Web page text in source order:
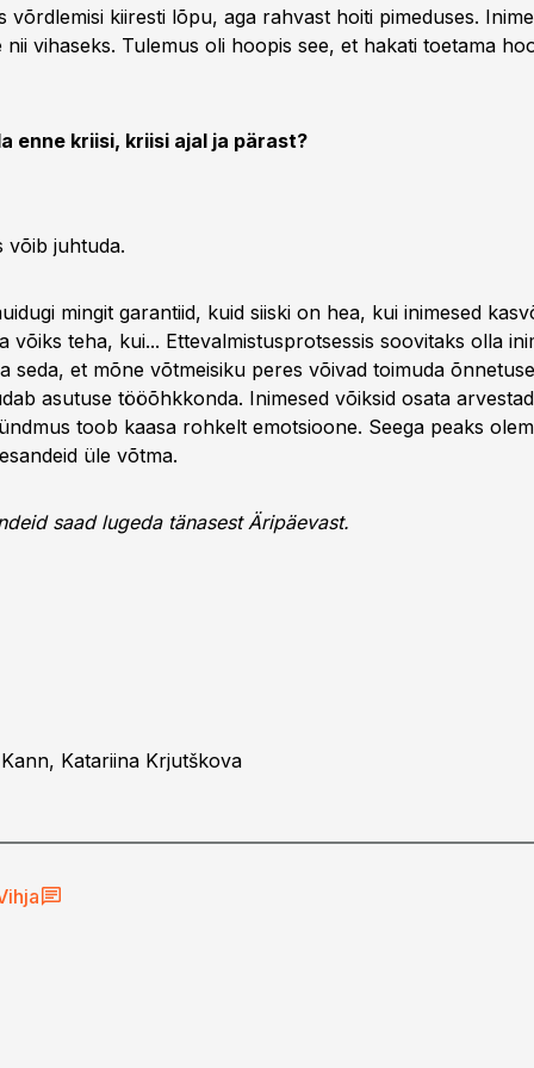
võrdlemisi kiiresti lõpu, aga rahvast hoiti pimeduses.
nii vihaseks. Tulemus oli hoopis see, et hakati toetama
enne kriisi, kriisi ajal ja pärast?
võib juhtuda.
mingit garantiid, kuid siiski on hea, kui inimesed
võiks teha, kui... Ettevalmistusprotsessis soovitaks olla
seda, et mõne võtmeisiku peres võivad toimuda
asutuse tööõhkkonda. Inimesed võiksid osata
toob kaasa rohkelt emotsioone. Seega peaks
üle võtma.
saad lugeda tänasest Äripäevast.
Katariina Krjutškova